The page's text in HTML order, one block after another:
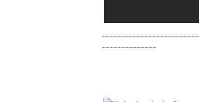
==============